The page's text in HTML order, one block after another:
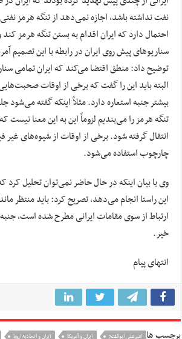
نفت نداشته باشد، اجازه نمی‌دهد از تنگه هرمز
احتمال دارد که ایران اقدام به بستن تنگه هرمز
سناریوهای پیش روی ایران در رابطه با این تصمیم
توضیح داد: منطق اقتضا می‌کند که ایران تمامی
البته باید این را گفت که برخی از اوقات
بیشتر جنبه استعاره دارد. مثلاً اینکه گفته
تنگه هرمز را می‌بندیم لزوماً این به این معنا نیست
انتقال گرفته شود. برخی از اوقات از شیوه‌های غیر
چارچوب استفاده می‌شود.
وی با بیان اینکه در حال حاضر نمی‌توان تحلیل کرد
این راستا انجام می‌دهد، تصریح کرد: باید منتظر
ارتباط از سوی مقامات ایرانی مطرح شده است،
خیر.
انتهای پیام
برچسب ها امیرعلی ابوالفتح ایران و آمریکا ایران و اتحادیه اروپا